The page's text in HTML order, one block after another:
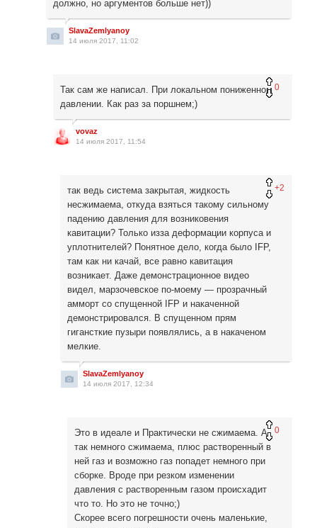
должно, но аргументов больше нет))
SlavaZemlyanoy
14 июля 2017, 11:02
0
Так сам же написал. При локальном пониженном
давлении. Как раз за поршнем;)
vovaz
14 июля 2017, 11:54
+2
так ведь система закрытая, жидкость
несжимаема, откуда взяться такому сильному
падению давления для возниковения
кавитации? Только изза деформации корпуса и
уплотнителей? Понятное дело, когда было IFP,
там как ни качай, все равно кавитация
возникает. Даже демонстрационное видео
видел, марзочевское по-моему — прозрачный
амморт со спущенной IFP и накаченной
демонстрировался. В спущенном прям
гигансткие пузыри появлялись, а в накаченом
мелкие.
SlavaZemlyanoy
14 июля 2017, 12:34
0
Это в идеале и Практически не сжимаема. А
так немного сжимаема, плюс растворенный в
ней газ и возможно газ попадет немного при
сборке. Вроде при резком изменении
давления с растворенным газом происхадит
что то. Но это не точно;)
Скорее всего погрешности очень маленькие,